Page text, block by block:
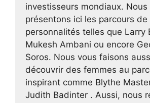
investisseurs mondiaux. Nous
présentons ici les parcours de
personnalités telles que Larry
Mukesh Ambani ou encore
Soros. Nous vous faisons
découvrir des femmes au
inspirant comme Blythe
Judith Badinter . Aussi, nous